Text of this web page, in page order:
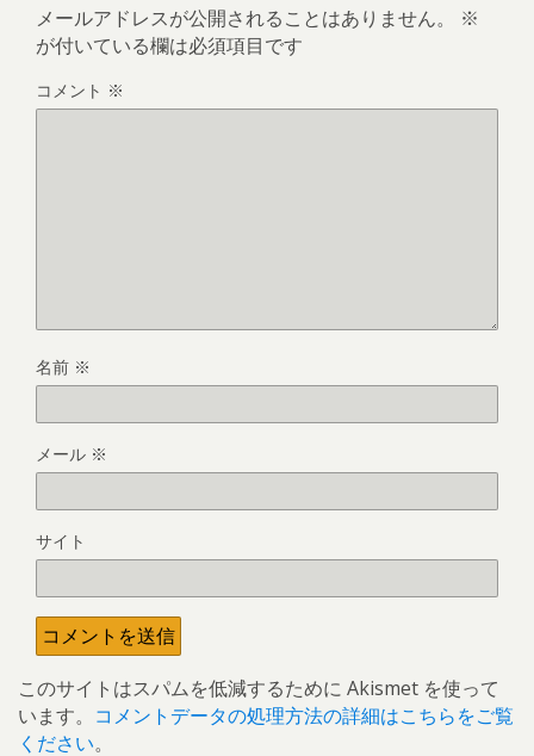
メールアドレスが公開されることはありません。
※
が付いている欄は必須項目です
コメント ※
名前 ※
メール ※
サイト
このサイトはスパムを低減するために Akismet を使って
います。 コメントデータの処理方法の詳細はこちらをご覧
ください。